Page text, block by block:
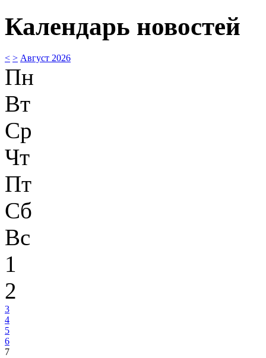
Календарь новостей
< > Август 2026
Пн
Вт
Ср
Чт
Пт
Сб
Вс
1
2
3
4
5
6
7